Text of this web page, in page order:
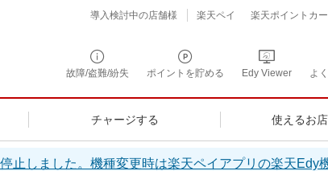
故障/盗難/紛失 ポイントを貯める Edy Viewer よ
チャージする 使えるお
導入検討中の店舗様 楽天ペイ 楽天ポイントカ
止しました。機種変更時は楽天ペイアプリの楽天Edy